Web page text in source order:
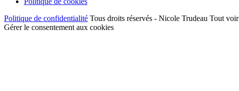
Politique de confidentialité Tous droits réservés - Nicole Trudeau Tout voir
Gérer le consentement aux cookies